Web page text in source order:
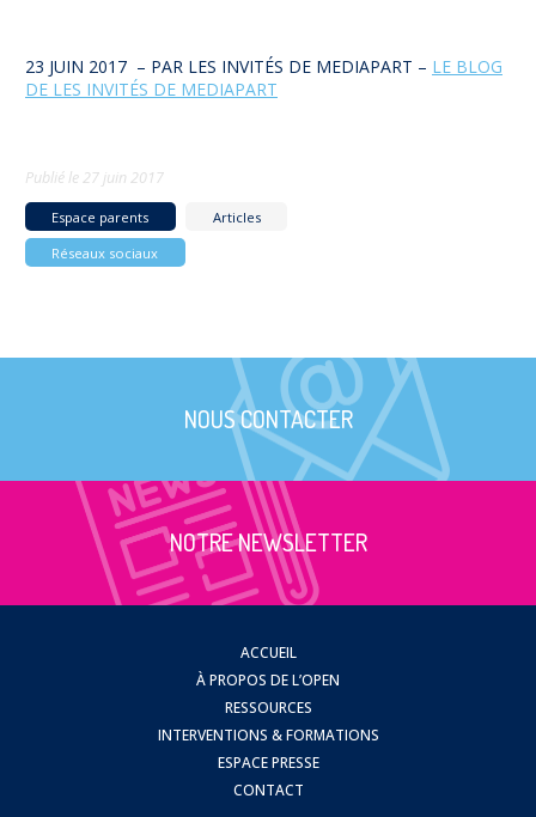
23 JUIN 2017 – PAR LES INVITÉS DE MEDIAPART – LE BLOG
DE LES INVITÉS DE MEDIAPART
Publié le27 juin 2017
Espace parents
Articles
Réseaux sociaux
NOUS CONTACTER
NOTRE NEWSLETTER
ACCUEIL
À PROPOS DE L’OPEN
RESSOURCES
INTERVENTIONS & FORMATIONS
ESPACE PRESSE
CONTACT